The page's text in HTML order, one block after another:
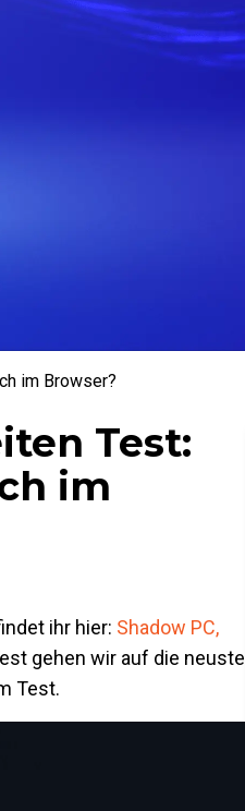
im Browser?
Test:
im
ihr hier: Shadow PC,
gehen wir auf die neuste
Test.